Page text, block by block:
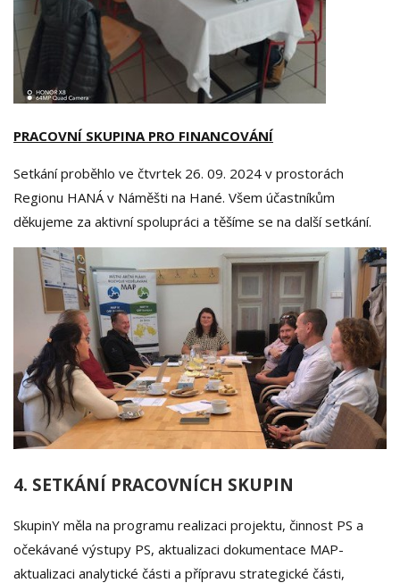
PRACOVNÍ SKUPINA PRO FINANCOVÁNÍ
Setkání proběhlo ve čtvrtek 26. 09. 2024 v prostorách
Regionu HANÁ v Náměšti na Hané. Všem účastníkům
děkujeme za aktivní spolupráci a těšíme se na další setkání.
4. SETKÁNÍ PRACOVNÍCH SKUPIN
SkupinY měla na programu realizaci projektu, činnost PS a
očekávané výstupy PS, aktualizaci dokumentace MAP-
aktualizaci analytické části a přípravu strategické části,